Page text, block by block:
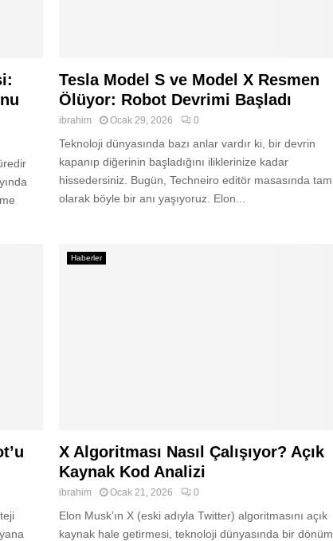
Tesla Model S ve Model X Resmen
Ölüyor: Robot Devrimi Başladı
ibrahim Ocak 29, 2026 0
Teknoloji dünyasında bazı anlar vardır ki, bir devrin
kapanıp diğerinin başladığını iliklerinize kadar
hissedersiniz. Bugün, Techneiro editör masasında tam
olarak böyle bir anı yaşıyoruz. Elon...
Haberler
X Algoritması Nasıl Çalışıyor? Açık
Kaynak Kod Analizi
ibrahim Ocak 21, 2026 0
Elon Musk’ın X (eski adıyla Twitter) algoritmasını açık
kaynak hale getirmesi, teknoloji dünyasında bir dönüm